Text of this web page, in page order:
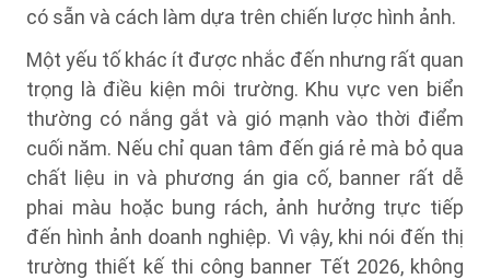
có sẵn và cách làm dựa trên chiến lược hình ảnh.
Một yếu tố khác ít được nhắc đến nhưng rất quan
trọng là điều kiện môi trường. Khu vực ven biển
thường có nắng gắt và gió mạnh vào thời điểm
cuối năm. Nếu chỉ quan tâm đến giá rẻ mà bỏ qua
chất liệu in và phương án gia cố, banner rất dễ
phai màu hoặc bung rách, ảnh hưởng trực tiếp
đến hình ảnh doanh nghiệp. Vì vậy, khi nói đến thị
trường thiết kế thi công banner Tết 2026, không